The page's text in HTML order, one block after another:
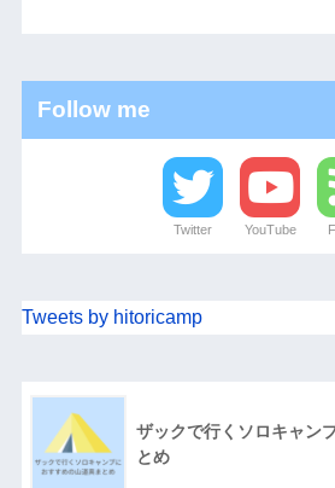
Follow me
Twitter YouTube
Tweets by hitoricamp
ザックで行くソロキャン
とめ